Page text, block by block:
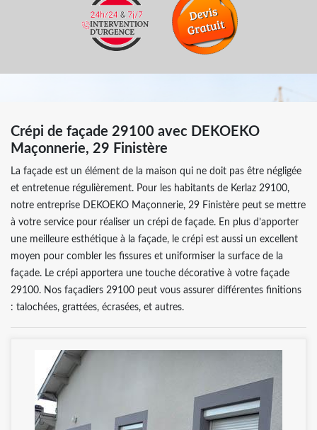
Crépi de façade 29100 avec DEKOEKO
Maçonnerie, 29 Finistère
La façade est un élément de la maison qui ne doit pas être négligée
et entretenue régulièrement. Pour les habitants de Kerlaz 29100,
notre entreprise DEKOEKO Maçonnerie, 29 Finistère peut se mettre
à votre service pour réaliser un crépi de façade. En plus d’apporter
une meilleure esthétique à la façade, le crépi est aussi un excellent
moyen pour combler les fissures et uniformiser la surface de la
façade. Le crépi apportera une touche décorative à votre façade
29100. Nos façadiers 29100 peut vous assurer différentes finitions
: talochées, grattées, écrasées, et autres.